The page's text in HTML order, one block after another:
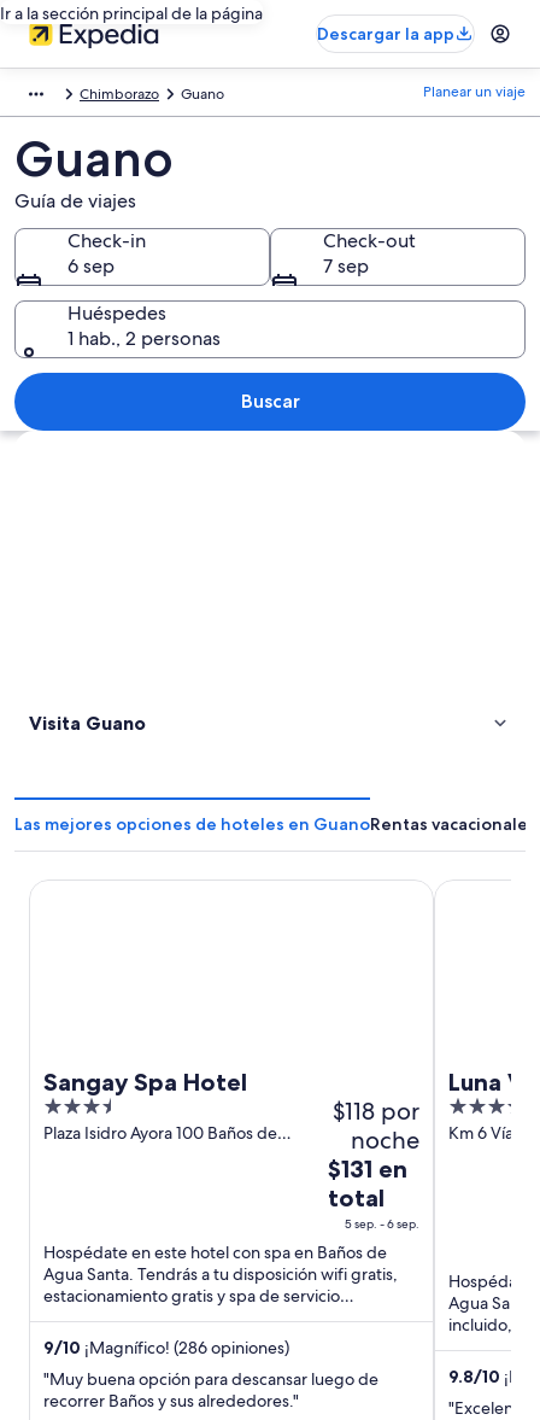
Ir a la sección principal de la página
Descargar la app
Chimborazo Guano Planear un viaje
Guano
Guía de viajes
Check-in
6 sep
Check-out
7 sep
Huéspedes
1 hab., 2 personas
Buscar
Explorar mapa
Visita Guano
Las mejores opciones de hoteles en GuanoRentas
Sangay Spa Hotel
3.5
out
Plaza Isidro Ayora 100 Baños de
$118 por
noche
El
precio
es
de
$131
en
total
noche
del
$131 en
total
5 sep. - 6 sep.
Hospédate en este hotel con spa en Baños de
Agua Santa. Tendrás a tu disposición wifi gratis,
estacionamiento gratis y spa de servicio
completo. Nuestros huéspedes ...
9/10 ¡Magnífico! (286 opiniones)
"Muy buena opción para descansar luego de
recorrer Baños y sus alrededores."
Sangay Spa Hotel
Luna
5
out
Km 6 Vía a
Hospédate
Agua
incluido,
Estarás
9.8/10
"Excelente
Luna